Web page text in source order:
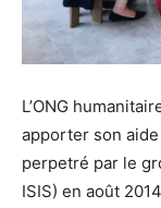
L’ONG
apporter son
perpetré par le
ISIS) en août